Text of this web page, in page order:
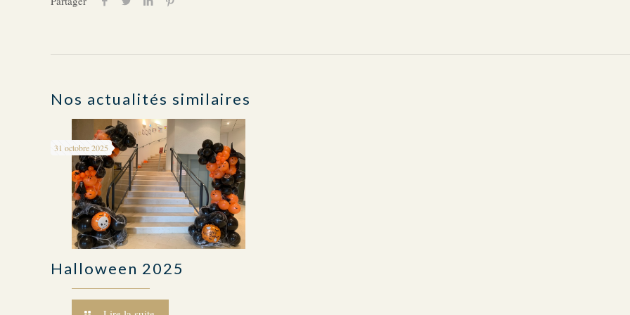
Nos actualités similaires
31 octobre 2025
Halloween 2025